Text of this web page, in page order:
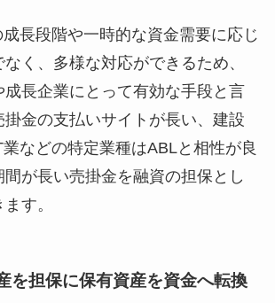
長段階や一時的な資金需要に応じ
く、多様な対応ができるため、
長企業にとって有効な手段と言
掛金の支払いサイトが長い、建設
などの特定業種はABLと相性が良
間が長い売掛金を融資の担保とし
す。
を担保に保有資産を資金へ転換